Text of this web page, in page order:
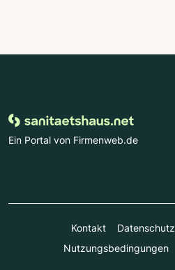
Ein Portal von Firmenweb.de
Kontakt Datenschutz
Nutzungsbedingungen